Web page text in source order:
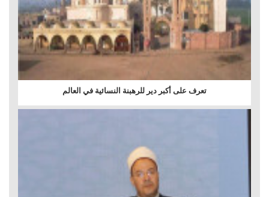
تعرف على أكبر دير للرهبنة النسائية في العالم